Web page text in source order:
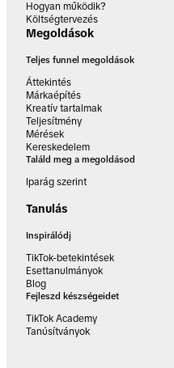
Hogyan működik?
Költségtervezés
Megoldások
Teljes funnel megoldások
Áttekintés
Márkaépítés
Kreatív tartalmak
Teljesítmény
Mérések
Kereskedelem
Találd meg a megoldásod
Iparág szerint
Tanulás
Inspirálódj
TikTok-betekintések
Esettanulmányok
Blog
Fejleszd készségeidet
TikTok Academy
Tanúsítványok